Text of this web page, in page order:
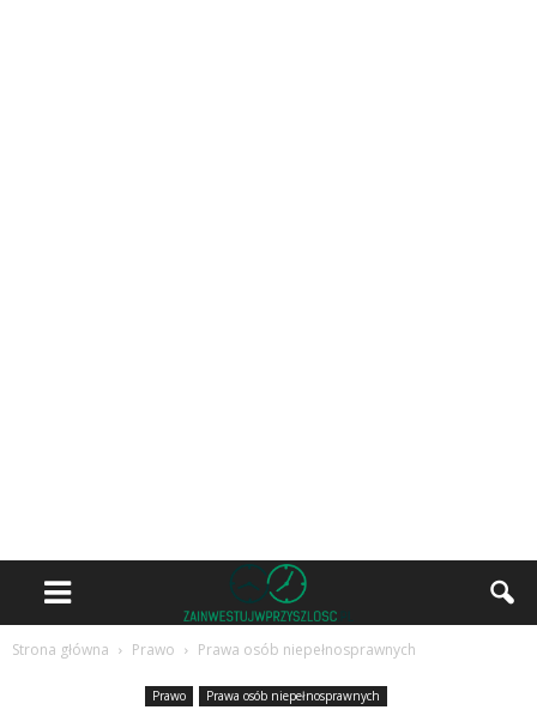
Strona główna Prawo Prawa osób niepełnosprawnych
Prawo Prawa osób niepełnosprawnych